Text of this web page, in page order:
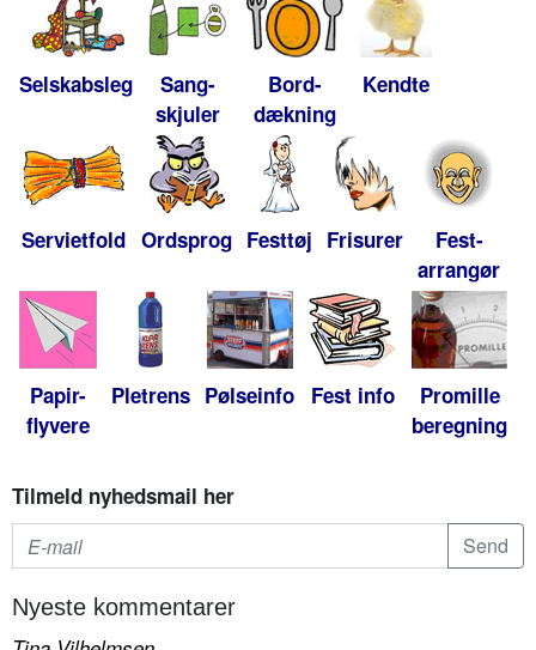
Selskabsleg
Sang-
skjuler
Bord-
dækning
Kendte
Servietfold Ordsprog Festtøj Frisurer
Fest-
arrangør
Papir-
flyvere
Pletrens Pølseinfo Fest info
Promille
beregning
Tilmeld nyhedsmail her
Nyeste kommentarer